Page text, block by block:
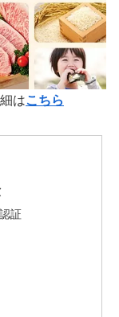
はこちら
証